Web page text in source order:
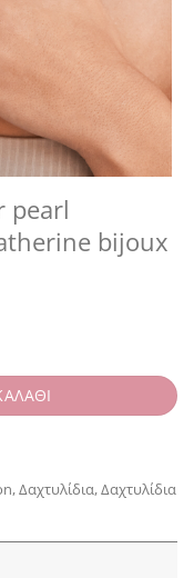
pearl
bijoux
,Δαχτυλίδια,Δαχτυλίδια